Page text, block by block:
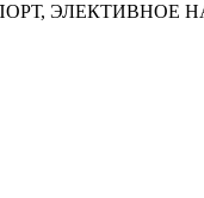
ЭЛЕКТИВНОЕ